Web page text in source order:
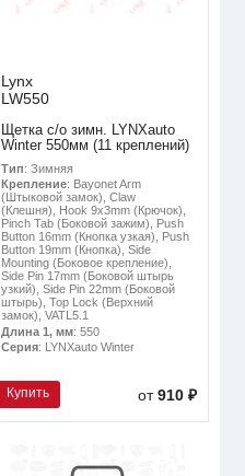
Lynx
LW550
Щетка с/о зимн. LYNXauto
Winter 550мм (11 креплений)
Тип: Зимняя
Крепление: Bayonet Arm
(Штыковой замок), Claw
(Клешня), Hook 9x3mm (Крючок),
Pinch Tab (Боковой зажим), Push
Button 16mm (Кнопка узкая), Push
Button 19mm (Кнопка), Side
Mounting (Боковое крепление),
Side Pin 17mm (Боковой штырь
узкий), Side Pin 22mm (Боковой
штырь), Top Lock (Верхний
замок), VATL5.1
Длина 1, мм: 550
Серия: LYNXauto Winter
Купить от910 ₽